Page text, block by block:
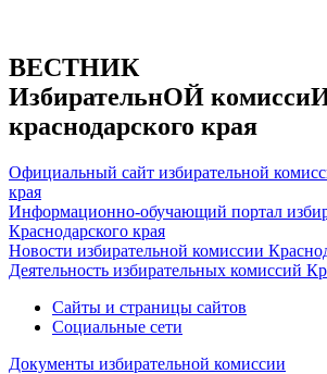
ВЕСТНИК
ИзбирательнОЙ
краснодарского края
Официальный сайт избирательной
края
Информационно-обучающий портал
Краснодарского края
Новости избирательной комиссии
Деятельность избирательных комиссий
Сайты и страницы сайтов
Социальные сети
Документы избирательной комиссии